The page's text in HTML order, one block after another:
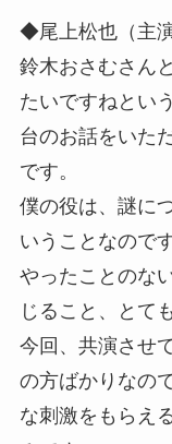
◆尾上松也（主演
鈴木おさむさん
たいですねとい
台のお話をいた
です。
僕の役は、謎に
いうことなので
やったことのな
じること、とて
今回、共演させ
の方ばかりなの
な刺激をもらえ